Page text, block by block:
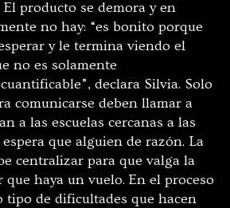
producto se demora y en
no hay: “es bonito porque
y le termina viendo el
no es solamente
declara Silvia. Solo
comunicarse deben llamar a
a las escuelas cercanas a las
que alguien de razón. La
centralizar para que valga la
que haya un vuelo. En el proceso
tipo de dificultades que hacen